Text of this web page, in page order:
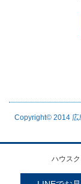
Copyright© 2014
ハウス